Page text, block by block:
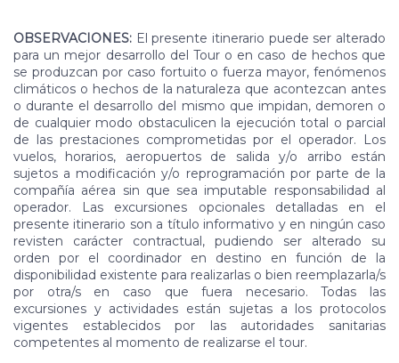
OBSERVACIONES: El presente itinerario puede ser alterado
para un mejor desarrollo del Tour o en caso de hechos que
se produzcan por caso fortuito o fuerza mayor, fenómenos
climáticos o hechos de la naturaleza que acontezcan antes
o durante el desarrollo del mismo que impidan, demoren o
de cualquier modo obstaculicen la ejecución total o parcial
de las prestaciones comprometidas por el operador. Los
vuelos, horarios, aeropuertos de salida y/o arribo están
sujetos a modificación y/o reprogramación por parte de la
compañía aérea sin que sea imputable responsabilidad al
operador. Las excursiones opcionales detalladas en el
presente itinerario son a título informativo y en ningún caso
revisten carácter contractual, pudiendo ser alterado su
orden por el coordinador en destino en función de la
disponibilidad existente para realizarlas o bien reemplazarla/s
por otra/s en caso que fuera necesario. Todas las
excursiones y actividades están sujetas a los protocolos
vigentes establecidos por las autoridades sanitarias
competentes al momento de realizarse el tour.